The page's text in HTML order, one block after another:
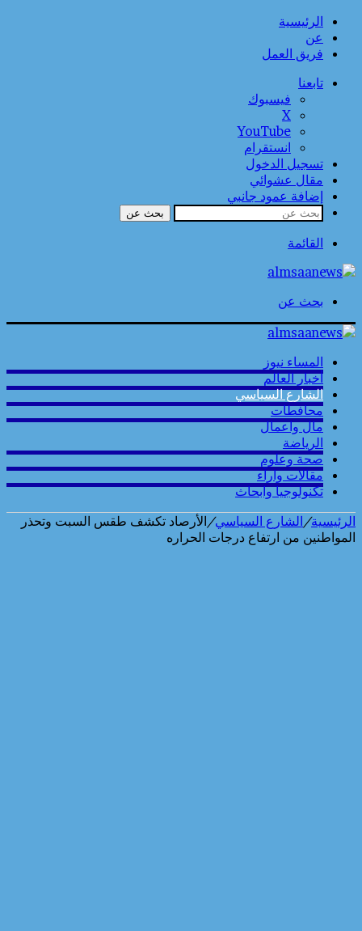
الرئيسية
عن
فريق العمل
تابعنا
فيسبوك
‫X
‫YouTube
انستقرام
تسجيل الدخول
مقال عشوائي
إضافة عمود جانبي
بحث عن
القائمة
بحث عن
المساء نيوز
أخبار العالم
الشارع السياسي
محافطات
مال واعمال
الرياضة
صحة وعلوم
مقالات وارآء
تكنولوجيا وابحاث
الرئيسية/الشارع السياسي/الأرصاد تكشف طقس السبت وتحذر
المواطنين من ارتفاع درجات الحراره